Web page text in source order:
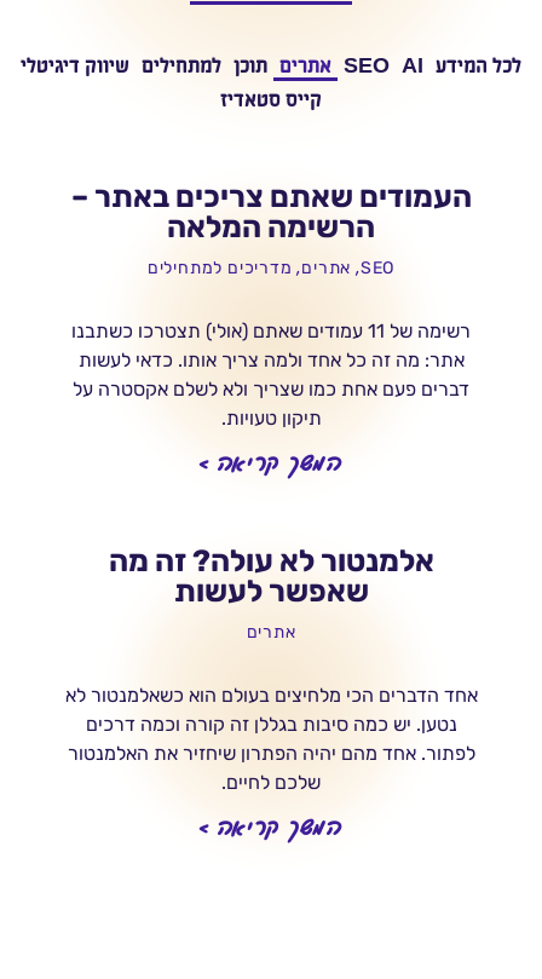
לכל המידע AI
SEO אתרים תוכן למתחילים שיווק דיגיטלי
קייס סטאדיז
העמודים שאתם צריכים באתר –
הרשימה המלאה
SEO
, אתרים, מדריכים למתחילים
רשימה של 11 עמודים שאתם (אולי) תצטרכו כשתבנו
אתר: מה זה כל אחד ולמה צריך אותו. כדאי לעשות
דברים פעם אחת כמו שצריך ולא לשלם אקסטרה על
תיקון טעויות.
המשך קריאה >
אלמנטור לא עולה? זה מה
שאפשר לעשות
אתרים
אחד הדברים הכי מלחיצים בעולם הוא כשאלמנטור לא
נטען. יש כמה סיבות בגללן זה קורה וכמה דרכים
לפתור. אחד מהם יהיה הפתרון שיחזיר את האלמנטור
שלכם לחיים.
המשך קריאה >